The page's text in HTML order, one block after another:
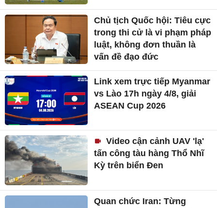
Chủ tịch Quốc hội: Tiêu cực
trong thi cử là vi phạm pháp
luật, không đơn thuần là
vấn đề đạo đức
Link xem trực tiếp Myanmar
vs Lào 17h ngày 4/8, giải
ASEAN Cup 2026
Video cận cảnh UAV 'lạ'
tấn công tàu hàng Thổ Nhĩ
Kỳ trên biển Đen
Quan chức Iran: Từng